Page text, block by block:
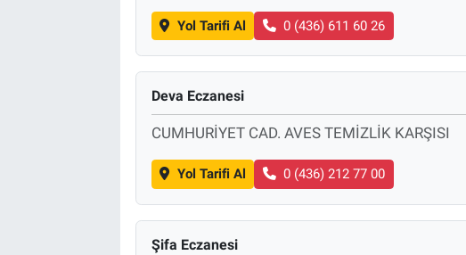
Yol Tarifi Al 0 (436) 611 60 26
Deva Eczanesi
CUMHURİYET CAD. AVES TEMİZLİK KARŞISI
Yol Tarifi Al 0 (436) 212 77 00
Şifa Eczanesi
Gözden Kaçmasın
İletişim (Künye)